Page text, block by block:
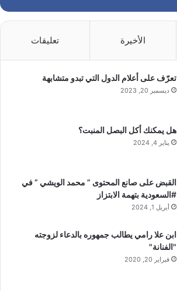
الأخيرة تعليقات
تعرّف على أعلام الدول التي تبدو متشابهة
ديسمبر 20, 2023
هل يمكنك أكل البصل المنبت؟
يناير 4, 2024
القبض على صانع المحتوى ” محمد الويشي ” في
#السعودية بتهمة الابتزاز
أبريل 1, 2024
ابن علا رامي يطالب جمهوره بالدعاء لزوجته
"الفنانة"
فبراير 20, 2020